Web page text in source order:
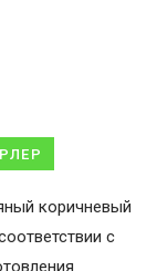
коричневый
с